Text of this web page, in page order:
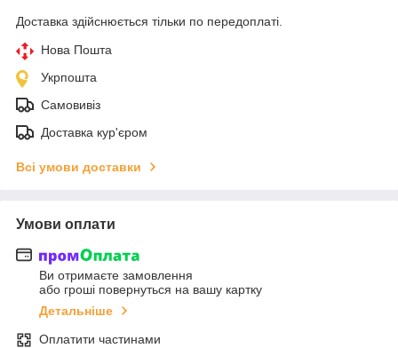
Доставка здійснюється тільки по передоплаті.
Нова Пошта
Укрпошта
Самовивіз
Доставка кур'єром
Всі умови доставки
Умови оплати
Ви отримаєте замовлення
або гроші повернуться на вашу картку
Детальніше
Оплатити частинами